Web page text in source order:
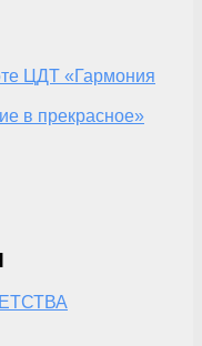
ЦДТ «Гармония
в прекрасное»